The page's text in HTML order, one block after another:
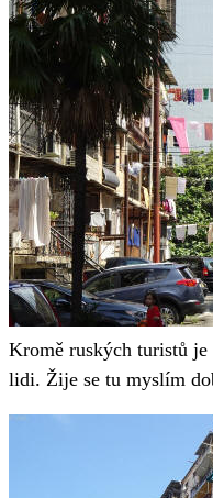
Kromě ruských turistů
lidi. Žije se tu myslím